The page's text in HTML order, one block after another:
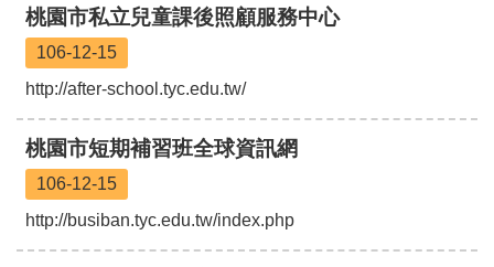
公
務
區
人
事
徵
校
桃園市私立兒童課後照顧服務中心
106-12-15
http://after-school.tyc.edu.tw/
桃園市短期補習班全球資訊網
106-12-15
http://busiban.tyc.edu.tw/index.php